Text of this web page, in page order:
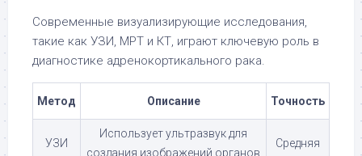
Современные визуализирующие исследования,
такие как УЗИ, МРТ и КТ, играют ключевую роль в
диагностике адренокортикального рака.
Метод Описание Точность
УЗИ
Использует ультразвук для
создания изображений органов
Средняя